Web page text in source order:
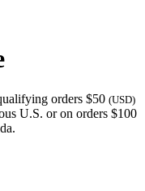
orders $50 (USD)
U.S. or on orders $100